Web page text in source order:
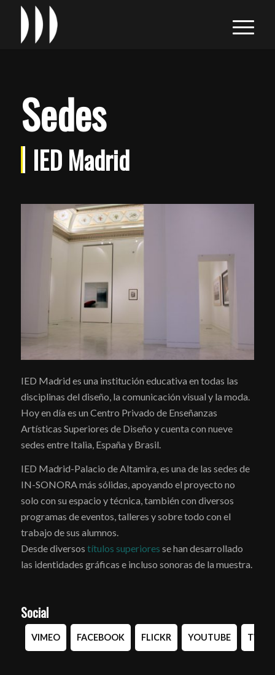
Sedes
IED Madrid
IED Madrid es una institución educativa en todas las
disciplinas del diseño, la comunicación visual y la moda.
Hoy en día es un Centro Privado de Enseñanzas
Artísticas Superiores de Diseño y cuenta con nueve
sedes entre Italia, España y Brasil.
IED Madrid-Palacio de Altamira, es una de las sedes de
IN-SONORA más sólidas, apoyando el proyecto no
solo con su espacio y técnica, también con diversos
programas de eventos, talleres y sobre todo con el
trabajo de sus alumnos.
Desde diversos títulos superiores se han desarrollado
las identidades gráficas e incluso sonoras de la muestra.
Social
VIMEO FACEBOOK FLICKR YOUTUBE